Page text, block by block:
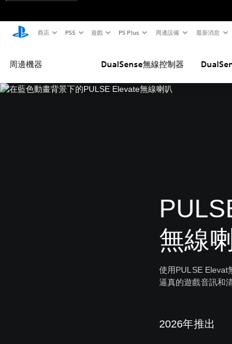
商店 PS5 遊戲 PS Plus 周邊設備 最新消息
周邊機器 DualSense無線控制器
無線
使用PULSE Elevat
逼真的遊戲音訊和
2026年推出